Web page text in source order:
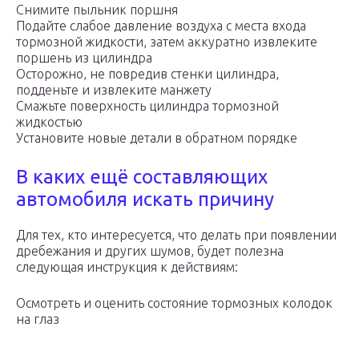
Снимите пыльник поршня
Подайте слабое давление воздуха с места входа
тормозной жидкости, затем аккуратно извлеките
поршень из цилиндра
Осторожно, не повредив стенки цилиндра,
подденьте и извлеките манжету
Смажьте поверхность цилиндра тормозной
жидкостью
Установите новые детали в обратном порядке
В каких ещё составляющих
автомобиля искать причину
Для тех, кто интересуется, что делать при появлении
дребежания и других шумов, будет полезна
следующая инструкция к действиям:
Осмотреть и оценить состояние тормозных колодок
на глаз